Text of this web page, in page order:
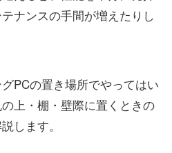
ナンスの手間が増えたりし
PCの置き場所でやってはい
上・棚・壁際に置くときの
します。